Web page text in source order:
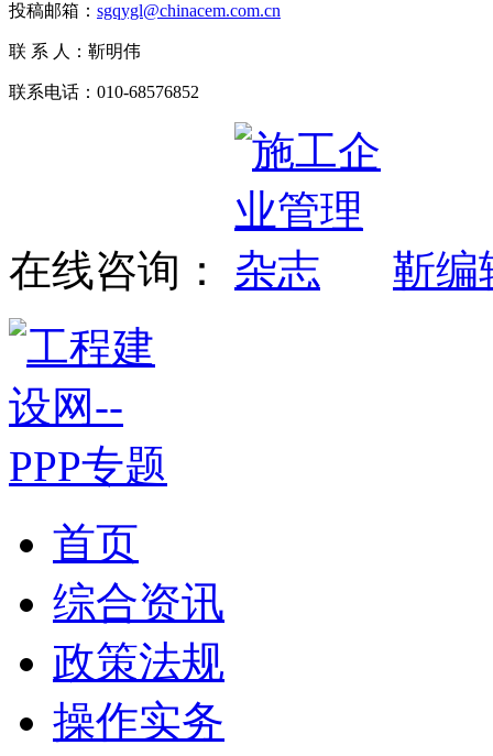
投稿邮箱： sgqygl@chinacem.com.cn
联 系 人：靳明伟
联系电话：010-68576852
在线咨询： 靳编
首页
综合资讯
政策法规
操作实务